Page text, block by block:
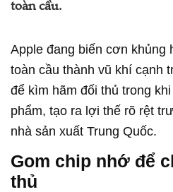
toàn cầu.
Apple đang biến cơn khủng
toàn cầu thành vũ khí cạnh
để kìm hãm đối thủ trong
phẩm, tạo ra lợi thế rõ rệt
nhà sản xuất Trung Quốc.
Gom chip nhớ để
thủ